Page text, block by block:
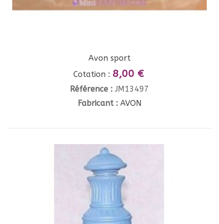
Avon sport
Cotation : 8,00 €
Référence : JM13497
Fabricant : AVON